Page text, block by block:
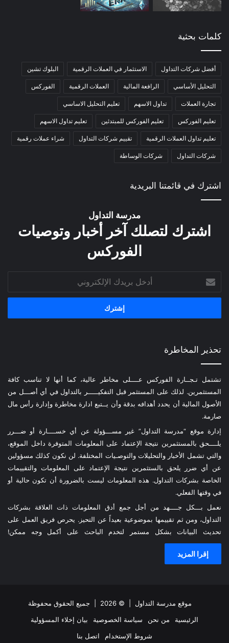
كلمات بحثية
أفضل شركات التداول الاستثمار في العملات الرقمية البلوك تشين
التحليل الأساسي الرافعة المالية العملات الرقمية الفوركس
تجارة العملات تداول الاسهم تعليم التحليل الاساسي
تعليم الفوركس تعليم الفوركس للمبتدئين تعليم تداول الاسهم
تعليم تداول العملات الرقمية تقييم شركات التداول شراء عملات رقمية
شركات التداول شركات الوساطة
اشترك في قائمتنا البريدية
مدرسة التداول
اشترك لتصلك آخر أخبار وتوصيات
الفوركس
أدخل
بريدك
الإلكتروني
تحذير المخاطرة
تشتمل تـجــارة الفوركس عــــلى مخاطر عالية، كما أنها لا تناسب كافة
المستثمرين. لذلك على المستثمر قبل التفكيـــــر بالتداول في أي أصـــل من
الأصول المالية أن يحدد أهدافه بدقة وأن يــتبع ادارة مخاطرة وإدارة رأس مال
صارمة.
إدارة موقع “مدرسة التداول” غير مســـؤولة عن أي خســــارة أو ضـــرر
يلــــحق بالمستثمرين نتيجة الإعتماد على المعلومات المتوفرة داخل الموقع،
والتي تشمل الأخبار والتحليلات والتوصـيات المختلفة. لن نكون كذلك مسؤولين
عن أي ضرر يلحق بالستثمرين نتيجة الإعتماد على المعلومات والتقييمات
الخاصة بشركات التداول. هذه المعلومات ليست بالضرورة أن تكون حالية أو
في وقتها الفعلي.
نعمل بـــكل جــــهد من أجل جمع أدق المعلومات ذات العلاقة بشركات
التداول، ومن ثم تقييمها بموضوعية بعيداً عن التحيز. يحرص فريق العمل على
تحديث البيانات بشكل مستمر لتخدم الباحث على أكمل وجه ممكن!
إقرا المزيد
موقع مدرسة التداول | © 2026 | جميع الحقوق محفوظة
الرئيسية
من نحن سياسة الخصوصية
بيان إخلاء المسؤولية
شروط الإستخدام
اتصل بنا